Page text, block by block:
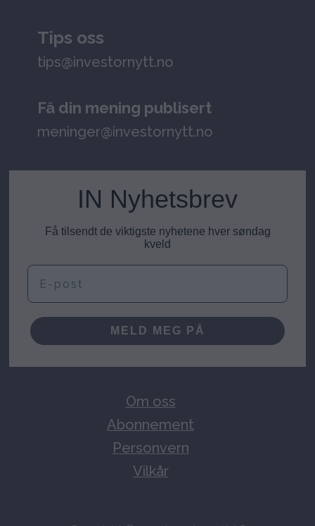
Tips oss
tips@investornytt.no
Få din mening publisert
meninger@investornytt.no
IN Nyhetsbrev
Få tilsendt de viktigste nyhetene hver søndag
kveld
E-post
MELD MEG PÅ
Om oss
Abonnement
Personvern
Vilkår